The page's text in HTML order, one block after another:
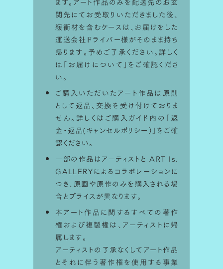
関先にてお受取りいただきました後、
緩衝材を含むケースは、お届けをした
運送会社ドライバー様がそのまま持ち
帰ります。予めご了承ください。詳しく
は「お届けについて 」をご確認くださ
い。
ご購入いただいたアート作品は原則
として返品、交換を受け付けておりま
せん。詳しくはご購入ガイド内の「返
金・返品(キャンセルポリシー） 」をご確
認ください。
一部の作品はアーティストと ART Is.
GALLERYによるコラボレーションに
つき、原画や原作のみを購入される場
合とプライスが異なります。
本アート作品に関するすべての著作
権および複製権は、アーティストに帰
属します。
アーティストの了承なくしてアート作品
とそれに伴う著作権を使用する事業
シミュレータ利用方法
ART Is.で取り扱っている作品はサイズ
比率を画面上でシミュレーションして楽
しむことが出来ます。